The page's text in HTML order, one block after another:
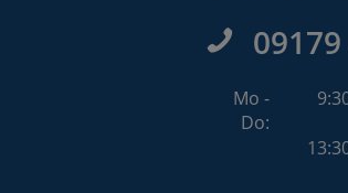
Mo -
Do: